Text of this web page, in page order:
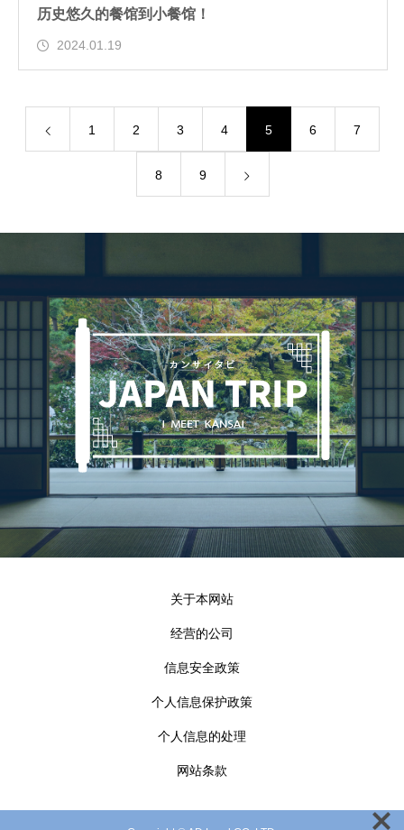
历史悠久的餐馆到小餐馆！
2024.01.19
1 2 3 4 5 6 7
8 9
关于本网站
经营的公司
信息安全政策
个人信息保护政策
个人信息的处理
网站条款